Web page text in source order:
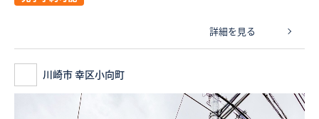
詳細を見る
川崎市 幸区小向町